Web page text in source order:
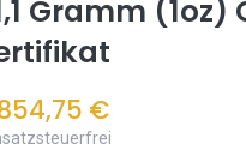
Gramm
€